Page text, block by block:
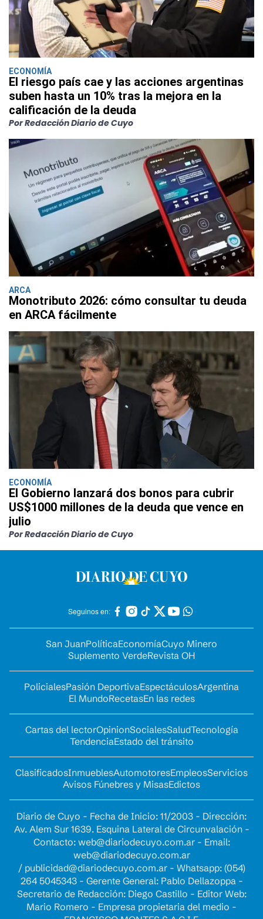
ECONOMÍA
El riesgo país cae y las acciones argentinas
suben hasta un 10% tras la mejora en la
calificación de la deuda
Por Redacción Diario de Cuyo
ARCA
Monotributo 2026: cómo consultar tu deuda
en ARCA fácilmente
ECONOMÍA
El Gobierno lanzará dos bonos para cubrir
US$1000 millones de la deuda que vence en
julio
Por Redacción Diario de Cuyo
Seguinos en:
San JuanPolíticaEconomíaCuyo Minero
Suplemento VerdeRevista OH
PolicialesPasión DeportivaEspectáculosArgentina
El MundoRecetasEn las redes
Cartas del lectorOpinionSocialesSaludTecnología
TendenciaEstado del tránsito
ClasificadosInmueblesAutomotoresEmpleosServicios
Avisos Fúnebres y MisasEdictos
Diario de Cuyo - Fecha de Inicio: 11/2003 - Dirección:
Av. Alem Sur 1639. Esquina Lateral de Circunvalación -
Contacto: web@diariodecuyo.com.ar- Email:
web@diariodecuyo.com.ar
/ publicidad@diariodecuyo.com.ar- Whatsapp: (054)
264 5045343 - Gerente General: Pablo Dellazoppa -
Secretario de Redacción: Diego Castillo - Editor Web:
Mario Romero - Empresa propietaria del medio -